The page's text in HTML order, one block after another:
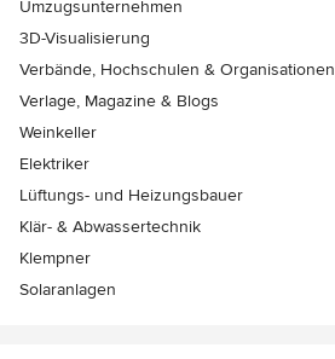
Umzugsunternehmen
3D-Visualisierung
Verbände, Hochschulen & Organisationen
Verlage, Magazine & Blogs
Weinkeller
Elektriker
Lüftungs- und Heizungsbauer
Klär- & Abwassertechnik
Klempner
Solaranlagen